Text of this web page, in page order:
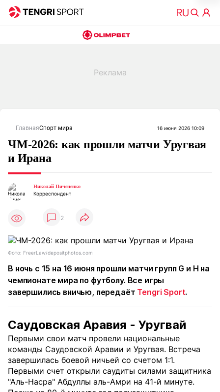
ГлавнаяСпорт мира 16 июня 2026 10:09
ЧМ-2026: как прошли матчи Уругвая
и Ирана
Николай Пичененко
Корреспондент
2
Фото: FreerLaw/depositphotos.com
В ночь с 15 на 16 июня прошли матчи групп G и H на
чемпионате мира по футболу. Все игры
завершились вничью, передаёт Tengri Sport.
Саудовская Аравия - Уругвай
Первыми свои матч провели национальные
команды Саудовской Аравии и Уругвая. Встреча
завершилась боевой ничьей со счетом 1:1.
Первыми счет открыли саудиты силами защитника
"Аль-Насра" Абдуллы аль-Амри на 41-й минуте.